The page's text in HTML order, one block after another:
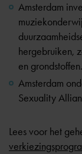
Amsterdam
hergebruiken,
en grondstoffen.
Amsterdam
Sexuality
Lees voor het